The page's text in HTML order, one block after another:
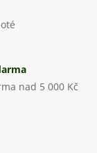
nad 5 000 Kč